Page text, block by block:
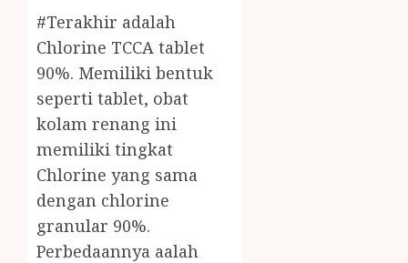
#Terakhir adalah
Chlorine TCCA tablet
90%. Memiliki bentuk
seperti tablet, obat
kolam renang ini
memiliki tingkat
Chlorine yang sama
dengan chlorine
granular 90%.
Perbedaannya aalah